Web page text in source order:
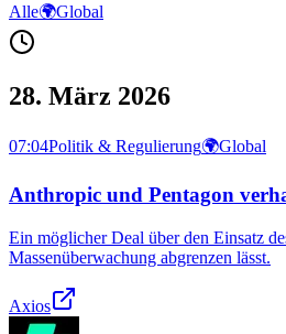
Alle🌍Global
28. März 2026
07:04Politik & Regulierung🌍Global
Anthropic und Pentagon
Ein möglicher Deal über den Einsatz
Massenüberwachung abgrenzen lässt.
Axios